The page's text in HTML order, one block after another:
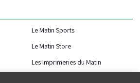
Le Matin Sports
Le Matin Store
Les Imprimeries du Matin